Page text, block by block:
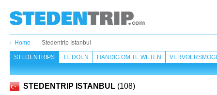
Home Stedentrip Istanbul
STEDENTRIPS TE DOEN HANDIG OM TE WETEN
STEDENTRIP ISTANBUL (108)